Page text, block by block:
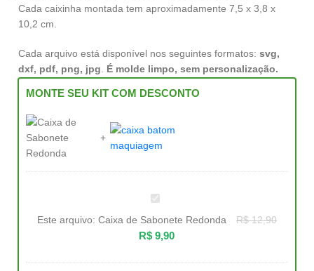
Cada caixinha montada tem aproximadamente 7,5 x 3,8 x
10,2 cm.
Cada arquivo está disponível nos seguintes formatos: svg,
dxf, pdf, png, jpg. É molde limpo, sem personalização.
MONTE SEU KIT COM DESCONTO
Caixa
de
Sabonete
Redonda
Este arquivo: Caixa de Sabonete Redonda R$12,90
R$ 9,90